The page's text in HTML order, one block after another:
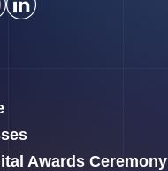
Awards Ceremony